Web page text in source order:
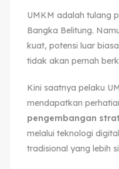
UMKM adalah tulang
Bangka Belitung.
kuat, potensi luar
tidak akan pernah
Kini saatnya pelaku
mendapatkan
pengembangan
melalui teknologi
tradisional yang lebih